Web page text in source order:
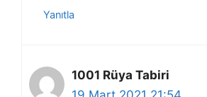
Yanıtla
1001 Rüya Tabiri